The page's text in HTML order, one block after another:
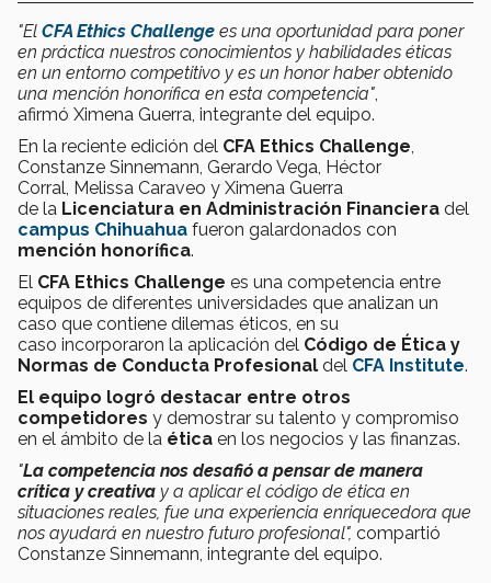
"El CFA Ethics Challenge es una oportunidad para poner
en práctica nuestros conocimientos y habilidades éticas
en un entorno competitivo y es un honor haber obtenido
una mención honorífica en esta competencia"
afirmó Ximena Guerra, integrante del equipo.
En la reciente edición del CFA Ethics Challenge
Constanze Sinnemann, Gerardo Vega, Héctor
Corral, Melissa Caraveo y Ximena Guerra
de la Licenciatura en Administración Financiera del
campus Chihuahua fueron galardonados con
mención honorífica.
El CFA Ethics Challenge es una competencia entre
equipos de diferentes universidades que analizan un
caso que contiene dilemas éticos, en su
caso incorporaron la aplicación del Código de Ética y
Normas de Conducta Profesional del CFA Institute.
El equipo logró destacar entre otros
competidores y demostrar su talento y compromiso
en el ámbito de la ética en los negocios y las finanzas.
"La competencia nos desafió a pensar de manera
crítica y creativa y a aplicar el código de ética en
situaciones reales, fue una experiencia enriquecedora que
nos ayudará en nuestro futuro profesional", compartió
Constanze Sinnemann, integrante del equipo.